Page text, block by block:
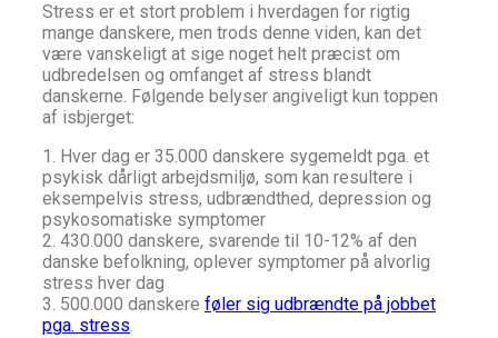
Stress er et stort problem i hverdagen for rigtig
mange danskere, men trods denne viden, kan det
være vanskeligt at sige noget helt præcist om
udbredelsen og omfanget af stress blandt
danskerne. Følgende belyser angiveligt kun toppen
af isbjerget:
1. Hver dag er 35.000 danskere sygemeldt pga. et
psykisk dårligt arbejdsmiljø, som kan resultere i
eksempelvis stress, udbrændthed, depression og
psykosomatiske symptomer
2. 430.000 danskere, svarende til 10-12% af den
danske befolkning, oplever symptomer på alvorlig
stress hver dag
3. 500.000 danskere føler sig udbrændte på jobbet
pga. stress.